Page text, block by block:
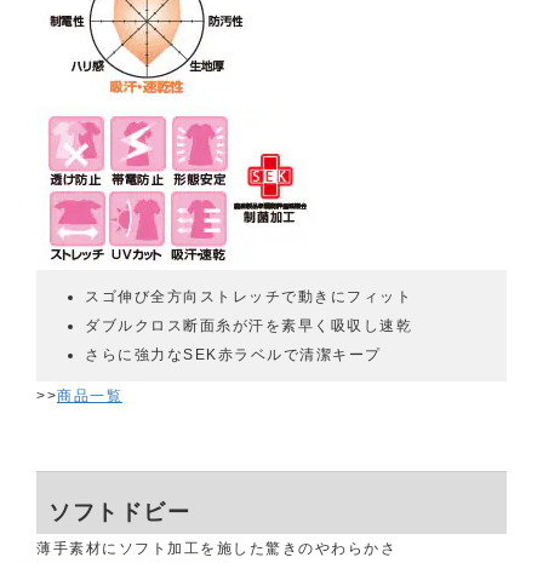
スゴ伸び全方向ストレッチで動きにフィット
ダブルクロス断面糸が汗を素早く吸収し速乾
さらに強力なSEK赤ラベルで清潔キープ
>>商品一覧
ソフトドビー
薄手素材にソフト加工を施した驚きのやわらかさ